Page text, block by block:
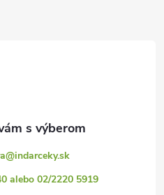
@indarceky.sk
alebo 02/2220 5919